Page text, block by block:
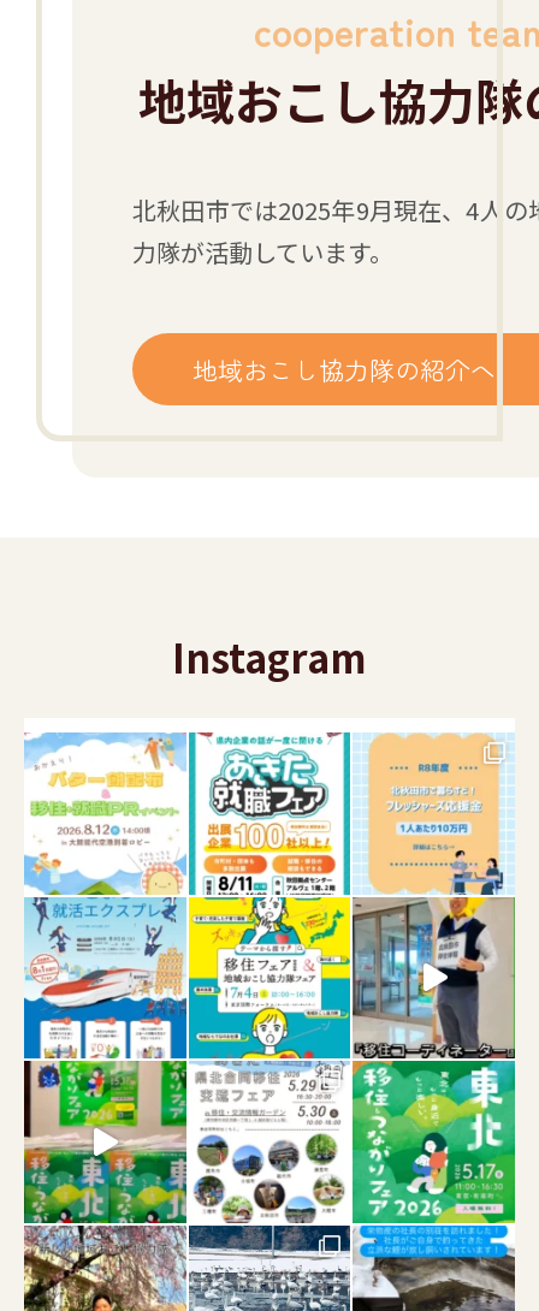
cooperation
地域おこし協力隊
北秋田市では2025年9月現在、4人の
力隊が活動しています。
地域おこし協力隊の紹介へ
Instagram